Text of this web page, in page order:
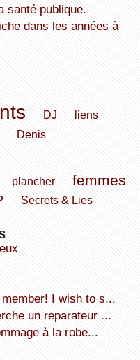
santé publique.
DJ
liens
Denis
plancher femmes
Secrets & Lies
member! I wish to s...
un reparateur ...
à la robe...